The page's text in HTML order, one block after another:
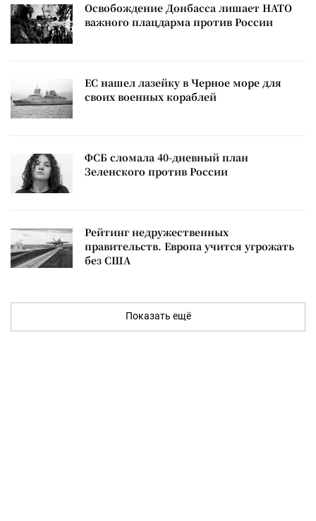
Освобождение Донбасса лишает НАТО
важного плацдарма против России
ЕС нашел лазейку в Черное море для
своих военных кораблей
ФСБ сломала 40-дневный план
Зеленского против России
Рейтинг недружественных
правительств. Европа учится угрожать
без США
Показать ещё